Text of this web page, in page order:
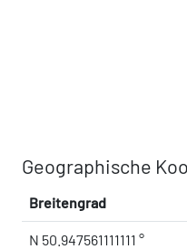
Geographische
Breitengrad
N 50.947561111111 °